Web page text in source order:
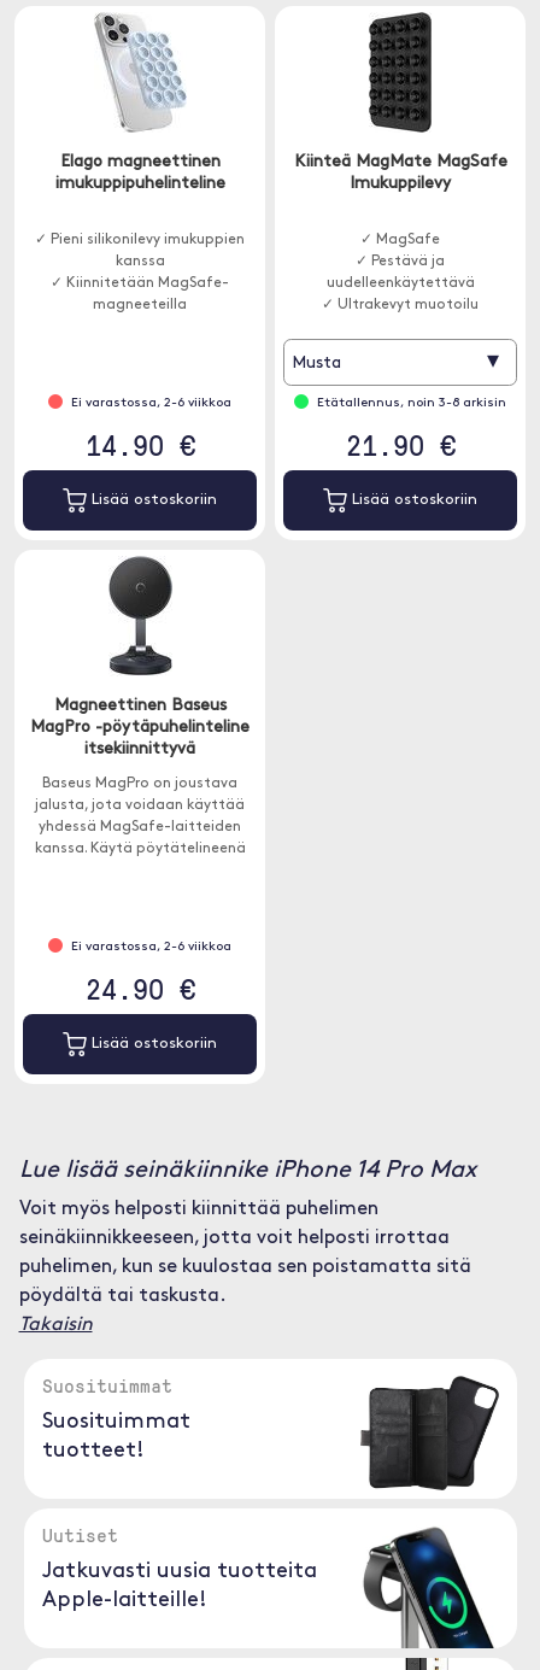
Elago magneettinen
imukuppipuhelinteline
✓ Pieni silikonilevy imukuppien
kanssa
✓ Kiinnitetään MagSafe-
magneeteilla
Ei varastossa, 2-6 viikkoa
14.90 €
Lisää ostoskoriin
Kiinteä MagMate MagSafe
Imukuppilevy
✓ MagSafe
✓ Pestävä ja
uudelleenkäytettävä
✓ Ultrakevyt muotoilu
Musta ▾
Etätallennus, noin 3-8 arkisin
21.90 €
Lisää ostoskoriin
Magneettinen Baseus
MagPro -pöytäpuhelinteline
itsekiinnittyvä
Baseus MagPro on joustava
jalusta, jota voidaan käyttää
yhdessä MagSafe-laitteiden
kanssa. Käytä pöytätelineenä
Ei varastossa, 2-6 viikkoa
24.90 €
Lisää ostoskoriin
Lue lisää seinäkiinnike iPhone 14 Pro Max
Voit myös helposti kiinnittää puhelimen
seinäkiinnikkeeseen, jotta voit helposti irrottaa
puhelimen, kun se kuulostaa sen poistamatta sitä
pöydältä tai taskusta.
Takaisin
Suosituimmat
Suosituimmat
tuotteet!
Uutiset
Jatkuvasti uusia tuotteita
Apple-laitteille!